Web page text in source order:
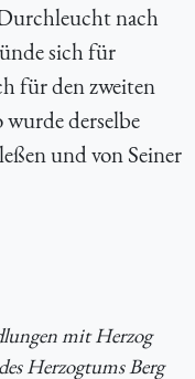
nach
sich für
für den zweiten
derselbe
und von Seiner
mit Herzog
Herzogtums Berg